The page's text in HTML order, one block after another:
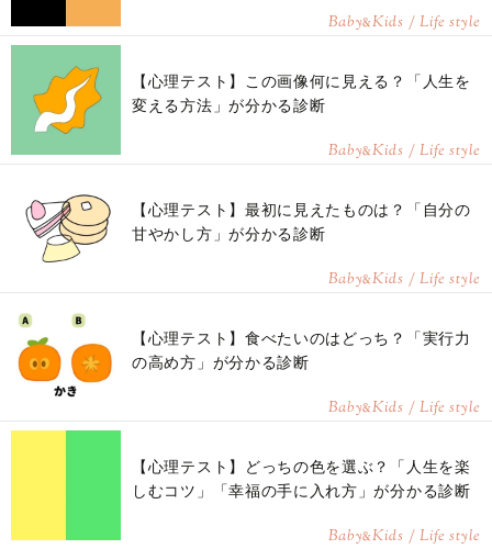
Baby&Kids / Life style
【心理テスト】この画像何に見える？「人生を
変える方法」が分かる診断
Baby&Kids / Life style
【心理テスト】最初に見えたものは？「自分の
甘やかし方」が分かる診断
Baby&Kids / Life style
【心理テスト】食べたいのはどっち？「実行力
の高め方」が分かる診断
Baby&Kids / Life style
【心理テスト】どっちの色を選ぶ？「人生を楽
しむコツ」「幸福の手に入れ方」が分かる診断
Baby&Kids / Life style